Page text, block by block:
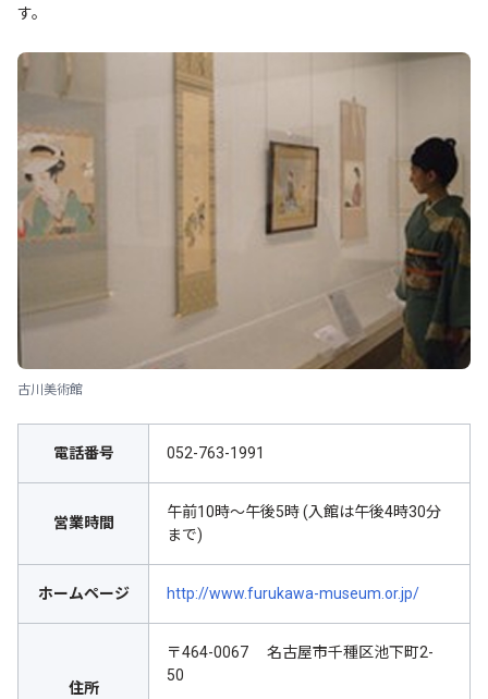
す。
古川美術館
電話番号 052-763-1991
営業時間
午前10時～午後5時 (入館は午後4時30分
まで)
ホームページ http://www.furukawa-museum.or.jp/
住所
〒464-0067 名古屋市千種区池下町2-
50